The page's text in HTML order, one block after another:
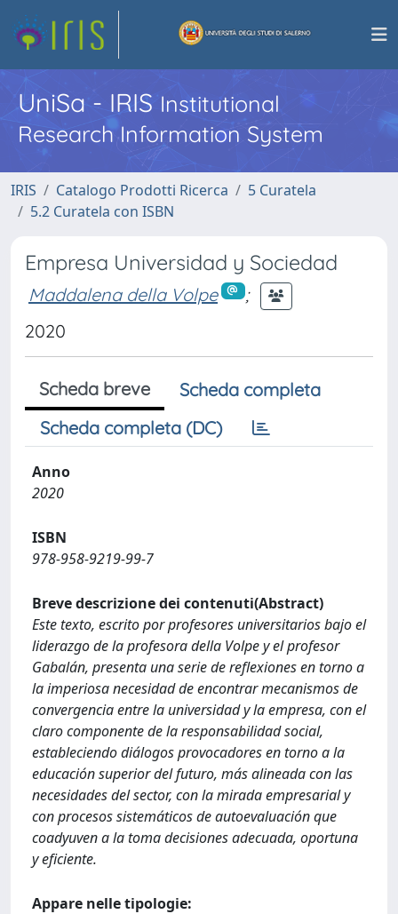
UniSa - IRISInstitutional
Research Information System
IRIS Catalogo Prodotti Ricerca
5 Curatela
5.2 Curatela con ISBN
Empresa Universidad y Sociedad
Maddalena della Volpe
;
2020
Scheda breve
Scheda completa
Scheda completa (DC)
Anno
2020
ISBN
978-958-9219-99-7
Breve descrizione dei contenuti(Abstract)
Este texto, escrito por profesores universitarios bajo el
liderazgo de la profesora della Volpe y el profesor
Gabalán, presenta una serie de reflexiones en torno a
la imperiosa necesidad de encontrar mecanismos de
convergencia entre la universidad y la empresa, con el
claro componente de la responsabilidad social,
estableciendo diálogos provocadores en torno a la
educación superior del futuro, más alineada con las
necesidades del sector, con la mirada empresarial y
con procesos sistemáticos de autoevaluación que
coadyuven a la toma decisiones adecuada, oportuna
y eficiente.
Appare nelle tipologie: